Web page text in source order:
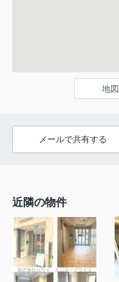
地
メールで共有する
近隣の物件